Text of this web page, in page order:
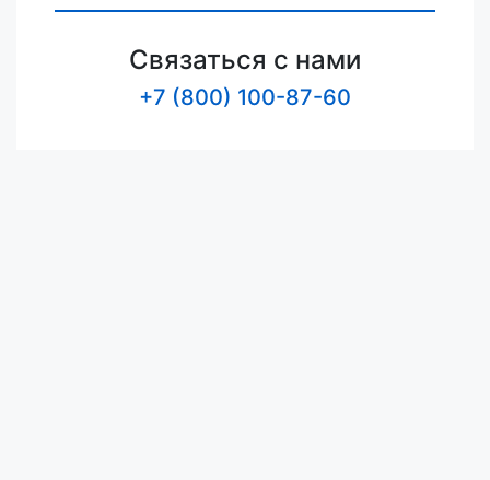
Связаться с нами
+7 (800) 100-87-60